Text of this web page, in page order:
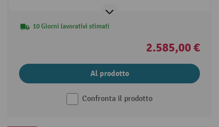
10 Giorni lavorativi stimati
2.585,00 €
Al prodotto
Confronta il prodotto